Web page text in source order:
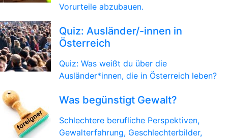
Vorurteile abzubauen.
Quiz: Ausländer/-innen in
Österreich
Quiz: Was weißt du über die
Ausländer*innen, die in Österreich leben?
Was begünstigt Gewalt?
Schlechtere berufliche Perspektiven,
Gewalterfahrung, Geschlechterbilder,